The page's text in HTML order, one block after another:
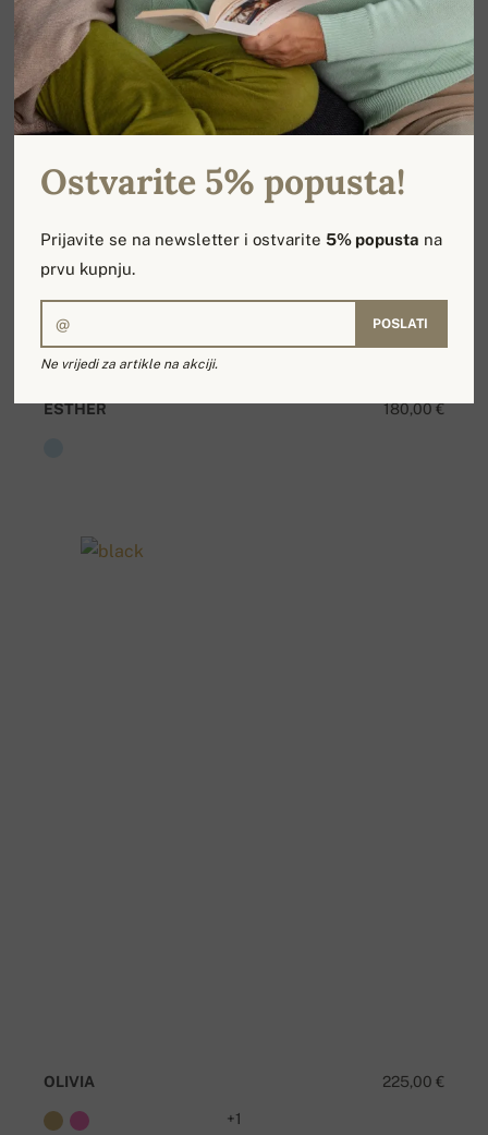
180,00 €
ESTHER
225,00 €
OLIVIA
+1
Ostvarite 5% popusta!
Prijavite se na newsletter i ostvarite5% popusta na
prvu kupnju.
POSLATI
Ne vrijedi za artikle na akciji.